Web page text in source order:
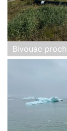
Bivouac